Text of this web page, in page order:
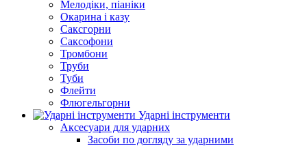
Мелодіки, піаніки
Окарина і казу
Саксгорни
Саксофони
Тромбони
Труби
Туби
Флейти
Флюгельгорни
Ударні інструменти
Аксесуари для ударних
Засоби по догляду за ударними